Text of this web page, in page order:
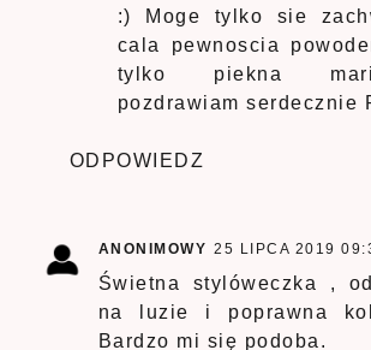
:) Moge tylko sie
cala pewnoscia
tylko piekna
pozdrawiam serdecznie
ODPOWIEDZ
ANONIMOWY 25 LIPCA 2019
Świetna stylóweczka ,
na luzie i poprawna
Bardzo mi się podoba.